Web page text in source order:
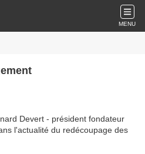
MENU
Devert - président fondateur
l'actualité du redécoupage des